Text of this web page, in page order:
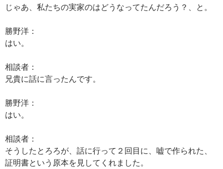
じゃあ、私たちの実家のはどうなってたんだろう？、と。
勝野洋：
はい。
相談者：
兄貴に話に言ったんです。
勝野洋：
はい。
相談者：
そうしたとろろが、話に行って２回目に、嘘で作られた、
証明書という原本を見してくれました。